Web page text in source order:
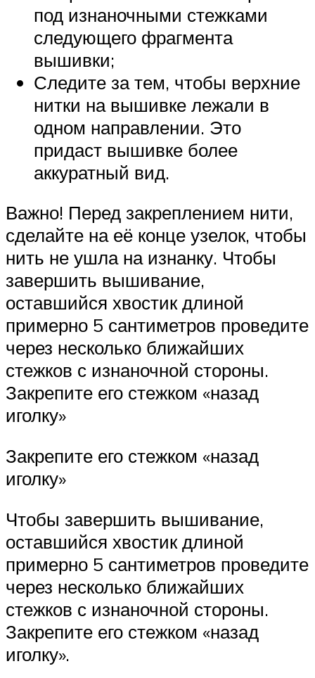
под изнаночными стежками
следующего фрагмента
вышивки;
Следите за тем, чтобы верхние
нитки на вышивке лежали в
одном направлении. Это
придаст вышивке более
аккуратный вид.
Важно! Перед закреплением нити,
сделайте на её конце узелок, чтобы
нить не ушла на изнанку. Чтобы
завершить вышивание,
оставшийся хвостик длиной
примерно 5 сантиметров проведите
через несколько ближайших
стежков с изнаночной стороны.
Закрепите его стежком «назад
иголку»
Закрепите его стежком «назад
иголку»
Чтобы завершить вышивание,
оставшийся хвостик длиной
примерно 5 сантиметров проведите
через несколько ближайших
стежков с изнаночной стороны.
Закрепите его стежком «назад
иголку».